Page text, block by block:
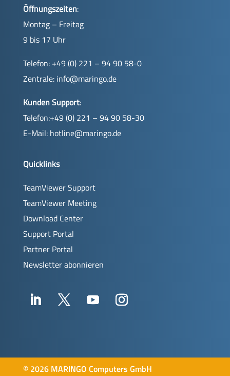
Öffnungszeiten:
Montag – Freitag
9 bis 17 Uhr
Telefon: +49 (0) 221 – 94 90 58-0
Zentrale: info@maringo.de
Kunden Support:
Telefon:+49 (0) 221 – 94 90 58-30
E-Mail: hotline@maringo.de
Quicklinks
TeamViewer Support
TeamViewer Meeting
Download Center
Support Portal
Partner Portal
Newsletter abonnieren
© 2026 MARINGO Computers GmbH